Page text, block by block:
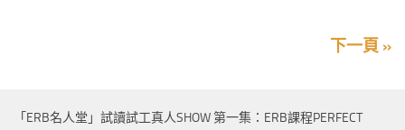
下一頁 »
「ERB名人堂」試讀試工真人SHOW 第一集：ERB課程PERFECT